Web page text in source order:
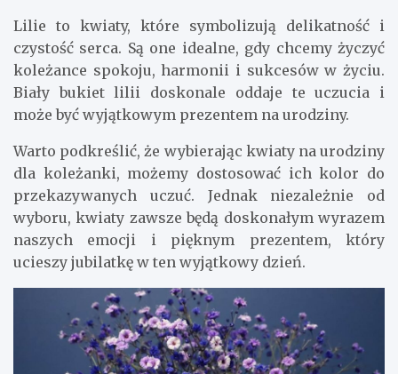
Lilie to kwiaty, które symbolizują delikatność i
czystość serca. Są one idealne, gdy chcemy życzyć
koleżance spokoju, harmonii i sukcesów w życiu.
Biały bukiet lilii doskonale oddaje te uczucia i
może być wyjątkowym prezentem na urodziny.
Warto podkreślić, że wybierając kwiaty na urodziny
dla koleżanki, możemy dostosować ich kolor do
przekazywanych uczuć. Jednak niezależnie od
wyboru, kwiaty zawsze będą doskonałym wyrazem
naszych emocji i pięknym prezentem, który
ucieszy jubilatkę w ten wyjątkowy dzień.